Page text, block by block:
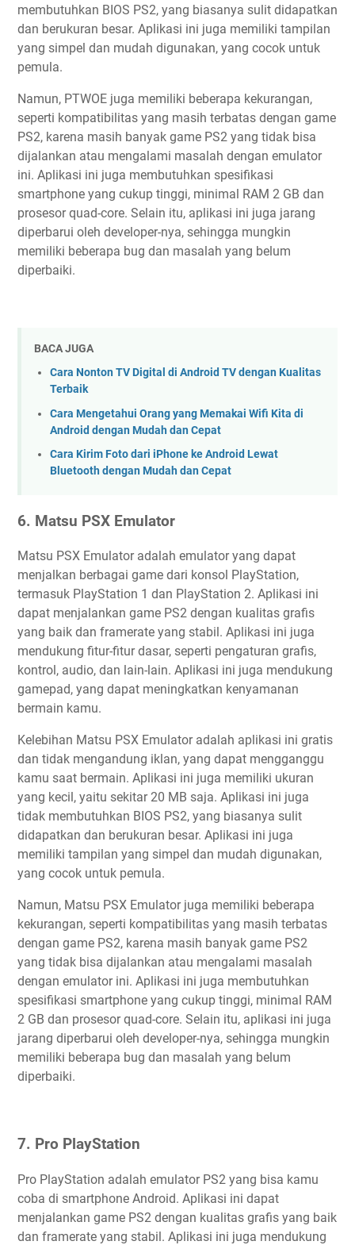
membutuhkan BIOS PS2, yang biasanya sulit didapatkan
dan berukuran besar. Aplikasi ini juga memiliki tampilan
yang simpel dan mudah digunakan, yang cocok untuk
pemula.
Namun, PTWOE juga memiliki beberapa kekurangan,
seperti kompatibilitas yang masih terbatas dengan game
PS2, karena masih banyak game PS2 yang tidak bisa
dijalankan atau mengalami masalah dengan emulator
ini. Aplikasi ini juga membutuhkan spesifikasi
smartphone yang cukup tinggi, minimal RAM 2 GB dan
prosesor quad-core. Selain itu, aplikasi ini juga jarang
diperbarui oleh developer-nya, sehingga mungkin
memiliki beberapa bug dan masalah yang belum
diperbaiki.
BACA JUGA
Cara Nonton TV Digital di Android TV dengan Kualitas
Terbaik
Cara Mengetahui Orang yang Memakai Wifi Kita di
Android dengan Mudah dan Cepat
Cara Kirim Foto dari iPhone ke Android Lewat
Bluetooth dengan Mudah dan Cepat
6. Matsu PSX Emulator
Matsu PSX Emulator adalah emulator yang dapat
menjalkan berbagai game dari konsol PlayStation,
termasuk PlayStation 1 dan PlayStation 2. Aplikasi ini
dapat menjalankan game PS2 dengan kualitas grafis
yang baik dan framerate yang stabil. Aplikasi ini juga
mendukung fitur-fitur dasar, seperti pengaturan grafis,
kontrol, audio, dan lain-lain. Aplikasi ini juga mendukung
gamepad, yang dapat meningkatkan kenyamanan
bermain kamu.
Kelebihan Matsu PSX Emulator adalah aplikasi ini gratis
dan tidak mengandung iklan, yang dapat mengganggu
kamu saat bermain. Aplikasi ini juga memiliki ukuran
yang kecil, yaitu sekitar 20 MB saja. Aplikasi ini juga
tidak membutuhkan BIOS PS2, yang biasanya sulit
didapatkan dan berukuran besar. Aplikasi ini juga
memiliki tampilan yang simpel dan mudah digunakan,
yang cocok untuk pemula.
Namun, Matsu PSX Emulator juga memiliki beberapa
kekurangan, seperti kompatibilitas yang masih terbatas
dengan game PS2, karena masih banyak game PS2
yang tidak bisa dijalankan atau mengalami masalah
dengan emulator ini. Aplikasi ini juga membutuhkan
spesifikasi smartphone yang cukup tinggi, minimal RAM
2 GB dan prosesor quad-core. Selain itu, aplikasi ini juga
jarang diperbarui oleh developer-nya, sehingga mungkin
memiliki beberapa bug dan masalah yang belum
diperbaiki.
7. Pro PlayStation
Pro PlayStation adalah emulator PS2 yang bisa kamu
coba di smartphone Android. Aplikasi ini dapat
menjalankan game PS2 dengan kualitas grafis yang baik
dan framerate yang stabil. Aplikasi ini juga mendukung